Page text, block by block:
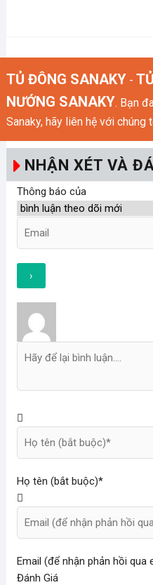
TỦ ĐÔNG SANAKY -
NƯỚNG SANAKY. Bạn
Sanaky, hãy liên hệ với
NHẬN XÉT VÀ
Thông báo của
Họ tên (bắt buộc)*
Email (để nhận phản hồi qua
Đánh Giá